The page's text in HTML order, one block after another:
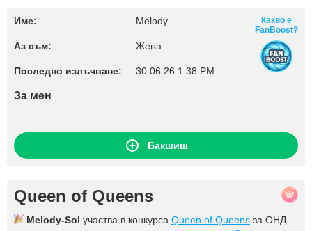
Име: Melody
Аз съм: Жена
Последно излъчване: 30.06.26 1:38 PM
Какво е
FanBoost?
За мен
Бакшиш
Queen of Queens
Melody-Sol участва в конкурса Queen of Queens за ОНД.